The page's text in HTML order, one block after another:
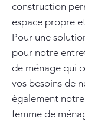
construction
espace propre
Pour une
pour notre
de ménage qui
vos besoins de
également
femme de